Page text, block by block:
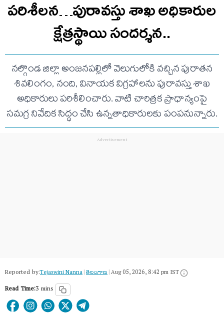
పరిశీలన…పురావస్తు శాఖ అధికారుల
క్షేత్రస్థాయి సందర్శన..
నల్గొండ జిల్లా అంజనపల్లిలో వెలుగులోకి వచ్చిన పురాతన
శివలింగం, నంది, వినాయక విగ్రహాలను పురావస్తు శాఖ
అధికారులు పరిశీలించారు. వాటి చారిత్రక ప్రాధాన్యంపై
సమగ్ర నివేదిక సిద్ధం చేసి ఉన్నతాధికారులకు పంపనున్నారు.
Reported by:Tejaswini Nanna|తెలంగాణ‌|Aug 05, 2026, 8:42 pm IST
Read Time:3 mins